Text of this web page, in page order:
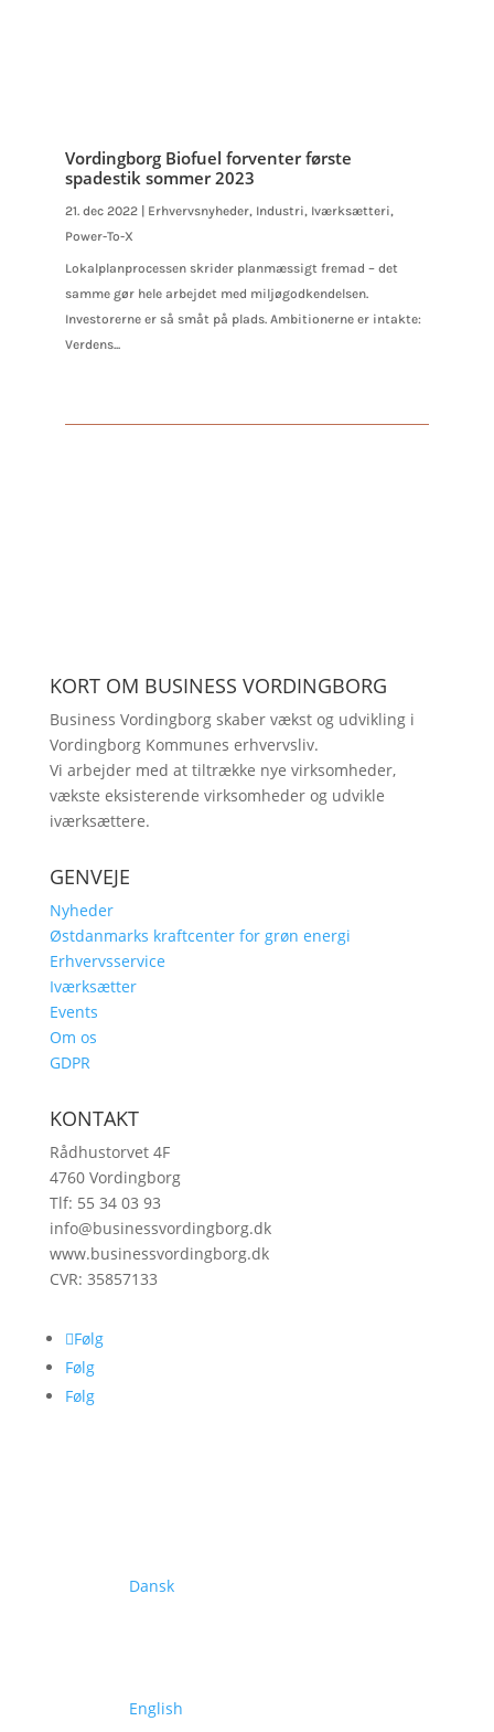
Vordingborg Biofuel forventer første
spadestik sommer 2023
21. dec 2022 Erhvervsnyheder, Industri, Iværksætteri,
Power-To-X
Lokalplanprocessen skrider planmæssigt fremad – det
samme gør hele arbejdet med miljøgodkendelsen.
Investorerne er så småt på plads. Ambitionerne er intakte:
Verdens...
KORT OM BUSINESS VORDINGBORG
Business Vordingborg skaber vækst og udvikling i
Vordingborg Kommunes erhvervsliv.
Vi arbejder med at tiltrække nye virksomheder,
vækste eksisterende virksomheder og udvikle
iværksættere.
GENVEJE
Nyheder
Østdanmarks kraftcenter for grøn energi
Erhvervsservice
Iværksætter
Events
Om os
GDPR
KONTAKT
Rådhustorvet 4F
4760 Vordingborg
Tlf: 55 34 03 93
info@businessvordingborg.dk
www.businessvordingborg.dk
CVR: 35857133
Følg
Følg
Følg
Dansk
English